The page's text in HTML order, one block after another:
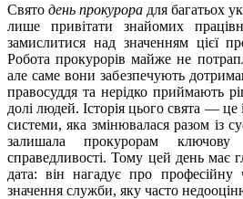
Свято день прокурора для багатьох
лише привітати знайомих
замислитися над значенням цієї
Робота прокурорів майже не
але саме вони забезпечують
правосуддя та нерідко приймають
долі людей. Історія цього свята — це
системи, яка змінювалася разом із
залишала прокурорам ключову
справедливості. Тому цей день має
дата: він нагадує про професійну
значення служби, яку часто